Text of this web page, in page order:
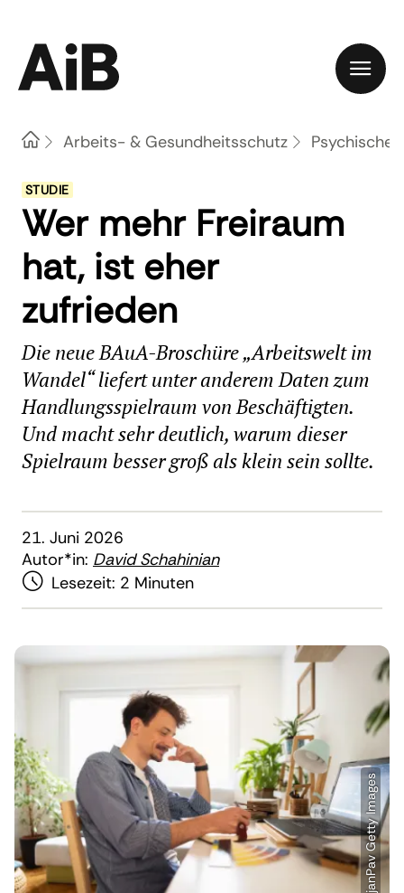
HomeArbeits- & Gesundheitsschutz Psychische
STUDIE
Wer mehr Freiraum
hat, ist eher
zufrieden
Die neue BAuA-Broschüre „Arbeitswelt im
Wandel“ liefert unter anderem Daten zum
Handlungsspielraum von Beschäftigten.
Und macht sehr deutlich, warum dieser
Spielraum besser groß als klein sein sollte.
21. Juni 2026
Autor*in: David Schahinian
Lesezeit: 2 Minuten